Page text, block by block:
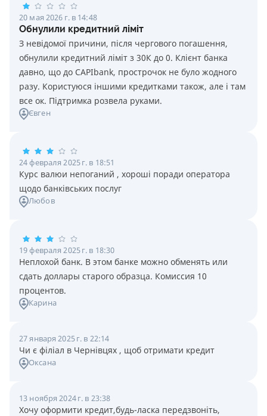
20 мая 2026 г. в 14:48
Обнулили кредитний ліміт
З невідомої причини, після чергового погашення,
обнулили кредитний ліміт з 30К до 0. Клієнт банка
давно, що до CAPIbank, прострочок не було жодного
разу. Користуюся іншими кредитками також, але і там
все ок. Підтримка розвела руками.
Євген
24 февраля 2025 г. в 18:51
Курс валюи непоганий , хороші поради оператора
щодо банківських послуг
Любов
19 февраля 2025 г. в 18:30
Неплохой банк. В этом банке можно обменять или
сдать доллары старого образца. Комиссия 10
процентов.
Карина
27 января 2025 г. в 22:14
Чи є філіал в Чернівцях , щоб отримати кредит
Оксана
13 ноября 2024 г. в 23:38
Хочу оформити кредит,будь-ласка передзвоніть,